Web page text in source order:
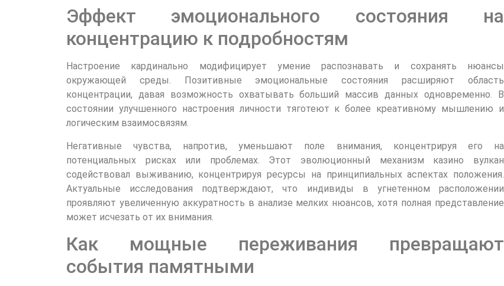
Эффект эмоционального состояния на
концентрацию к подробностям
Настроение кардинально модифицирует умение распознавать и сохранять нюансы
окружающей среды. Позитивные эмоциональные состояния расширяют область
концентрации, давая возможность охватывать больший массив данных одновременно. В
состоянии улучшенного настроения личности тяготеют к более креативному мышлению и
логическим взаимосвязям.
Негативные чувства, напротив, уменьшают поле внимания, концентрируя его на
потенциальных рисках или проблемах. Этот эволюционный механизм казино вулкан
содействовал выживанию, концентрируя ресурсы на принципиальных аспектах положения.
Актуальные исследования подтверждают, что индивиды в угнетенном расположении
проявляют увеличенную аккуратность в анализе мелких нюансов, хотя полная представление
может исчезать от их внимания.
Как мощные переживания превращают
события памятными